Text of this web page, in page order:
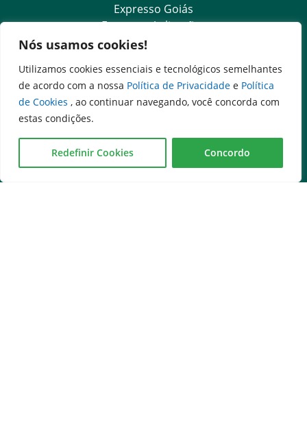
Nós usamos cookies!
Utilizamos cookies essenciais e tecnológicos semelhantes
de acordo com a nossa Política de Privacidade e Política
de Cookies , ao continuar navegando, você concorda com
estas condições.
Redefinir Cookies Concordo
Expresso Goiás
Expresso Aplicações
Expresso Servidor
Cadastro de Autoridades
Escola de Governo
Agenda de Autoridades
Outros Sites